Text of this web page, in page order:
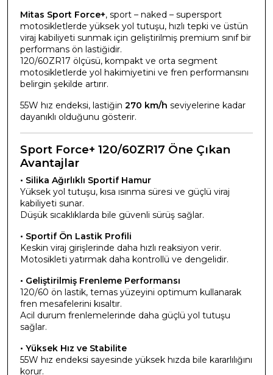
Mitas Sport Force+, sport – naked – supersport
motosikletlerde yüksek yol tutuşu, hızlı tepki ve üstün
viraj kabiliyeti sunmak için geliştirilmiş premium sınıf bir
performans ön lastiğidir.
120/60ZR17 ölçüsü, kompakt ve orta segment
motosikletlerde yol hakimiyetini ve fren performansını
belirgin şekilde artırır.
55W hız endeksi, lastiğin 270 km/h seviyelerine kadar
dayanıklı olduğunu gösterir.
Sport Force+ 120/60ZR17 Öne Çıkan
Avantajlar
• Silika Ağırlıklı Sportif Hamur
Yüksek yol tutuşu, kısa ısınma süresi ve güçlü viraj
kabiliyeti sunar.
Düşük sıcaklıklarda bile güvenli sürüş sağlar.
• Sportif Ön Lastik Profili
Keskin viraj girişlerinde daha hızlı reaksiyon verir.
Motosikleti yatırmak daha kontrollü ve dengelidir.
• Geliştirilmiş Frenleme Performansı
120/60 ön lastik, temas yüzeyini optimum kullanarak
fren mesafelerini kısaltır.
Acil durum frenlemelerinde daha güçlü yol tutuşu
sağlar.
• Yüksek Hız ve Stabilite
55W hız endeksi sayesinde yüksek hızda bile kararlılığını
korur.